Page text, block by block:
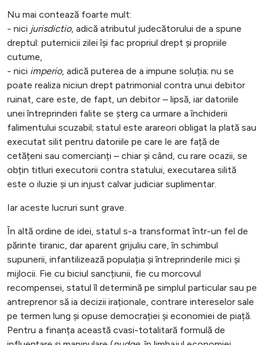
Nu mai contează foarte mult:
- nici jurisdictio, adică atributul judecătorului de a spune
dreptul: puternicii zilei își fac propriul drept și propriile
cutume,
- nici imperio, adică puterea de a impune soluția; nu se
poate realiza niciun drept patrimonial contra unui debitor
ruinat, care este, de fapt, un debitor – lipsă, iar datoriile
unei întreprinderi falite se șterg ca urmare a închiderii
falimentului scuzabil; statul este arareori obligat la plată sau
executat silit pentru datoriile pe care le are față de
cetățeni sau comercianți – chiar și când, cu rare ocazii, se
obțin titluri executorii contra statului, executarea silită
este o iluzie și un injust calvar judiciar suplimentar.
Iar aceste lucruri sunt grave.
În altă ordine de idei, statul s-a transformat într-un fel de
părinte tiranic, dar aparent grijuliu care, în schimbul
supunerii, infantilizează populația și întreprinderile mici și
mijlocii. Fie cu biciul sancțiunii, fie cu morcovul
recompensei, statul îl determină pe simplul particular sau pe
antreprenor să ia decizii iraționale, contrare intereselor sale
pe termen lung și opuse democrației și economiei de piață.
Pentru a finanța această cvasi-totalitară formulă de